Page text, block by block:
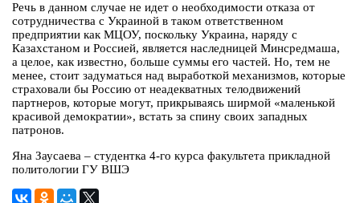
Речь в данном случае не идет о необходимости отказа от
сотрудничества с Украиной в таком ответственном
предприятии как МЦОУ, поскольку Украина, наряду с
Казахстаном и Россией, является наследницей Минсредмаша,
а целое, как известно, больше суммы его частей. Но, тем не
менее, стоит задуматься над выработкой механизмов, которые
страховали бы Россию от неадекватных телодвижений
партнеров, которые могут, прикрываясь ширмой «маленькой
красивой демократии», встать за спину своих западных
патронов.
Яна Заусаева – студентка 4-го курса факультета прикладной
политологии ГУ ВШЭ